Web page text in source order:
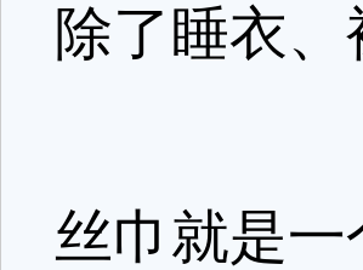
除了睡衣
丝巾就是